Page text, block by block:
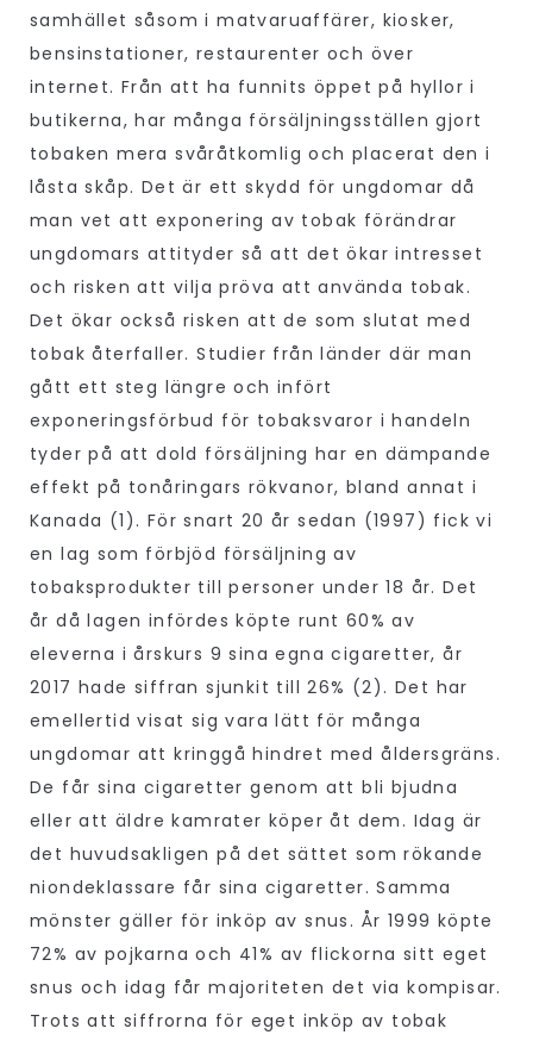
samhället såsom i matvaruaffärer, kiosker,
bensinstationer, restaurenter och över
internet. Från att ha funnits öppet på hyllor i
butikerna, har många försäljningsställen gjort
tobaken mera svåråtkomlig och placerat den i
låsta skåp. Det är ett skydd för ungdomar då
man vet att exponering av tobak förändrar
ungdomars attityder så att det ökar intresset
och risken att vilja pröva att använda tobak.
Det ökar också risken att de som slutat med
tobak återfaller. Studier från länder där man
gått ett steg längre och infört
exponeringsförbud för tobaksvaror i handeln
tyder på att dold försäljning har en dämpande
effekt på tonåringars rökvanor, bland annat i
Kanada (1). För snart 20 år sedan (1997) fick vi
en lag som förbjöd försäljning av
tobaksprodukter till personer under 18 år. Det
år då lagen infördes köpte runt 60% av
eleverna i årskurs 9 sina egna cigaretter, år
2017 hade siffran sjunkit till 26% (2). Det har
emellertid visat sig vara lätt för många
ungdomar att kringgå hindret med åldersgräns.
De får sina cigaretter genom att bli bjudna
eller att äldre kamrater köper åt dem. Idag är
det huvudsakligen på det sättet som rökande
niondeklassare får sina cigaretter. Samma
mönster gäller för inköp av snus. År 1999 köpte
72% av pojkarna och 41% av flickorna sitt eget
snus och idag får majoriteten det via kompisar.
Trots att siffrorna för eget inköp av tobak